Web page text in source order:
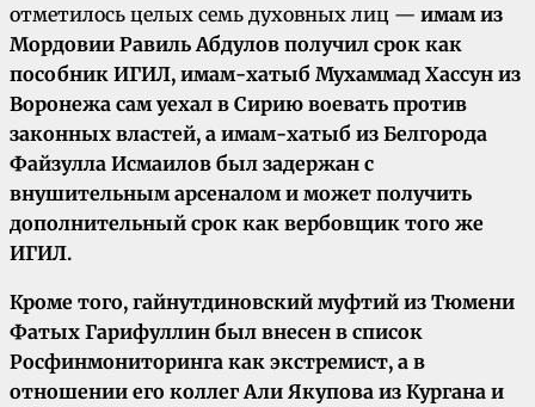
отметилось целых семь духовных лиц — имам из
Мордовии Равиль Абдулов получил срок как
пособник ИГИЛ, имам-хатыб Мухаммад Хассун из
Воронежа сам уехал в Сирию воевать против
законных властей, а имам-хатыб из Белгорода
Файзулла Исмаилов был задержан с
внушительным арсеналом и может получить
дополнительный срок как вербовщик того же
ИГИЛ.
Кроме того, гайнутдиновский муфтий из Тюмени
Фатых Гарифуллин был внесен в список
Росфинмониторинга как экстремист, а в
отношении его коллег Али Якупова из Кургана и